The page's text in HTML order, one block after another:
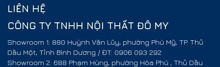
LIÊN HỆ
CÔNG TY TNHH NỘI THẤT ĐÔ MY
Showroom 1: 880 Huỳnh Văn Lũy, phường Phú Mỹ, TP. Thủ
Dầu Một, Tỉnh Bình Dương / ĐT: 0906 093 292
Showroom 2: 688 Phạm Hùng, phường Hòa Phú , Thủ Dầu